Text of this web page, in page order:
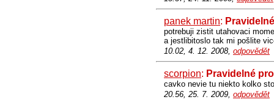
panek martin:
potrebuji zistit utahovaci
a jestlibitoslo tak mi pošlite
10.02, 4. 12. 2008, odpovědět
scorpion: Pravidelné
cavko nevie tu niekto kolko
20.56, 25. 7. 2009, odpovědět